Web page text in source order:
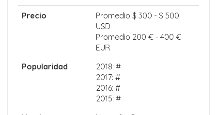
Precio
Promedio $ 300 - $ 500
USD
Promedio 200 € - 400 €
EUR
Popularidad
2018: #
2017: #
2016: #
2015: #